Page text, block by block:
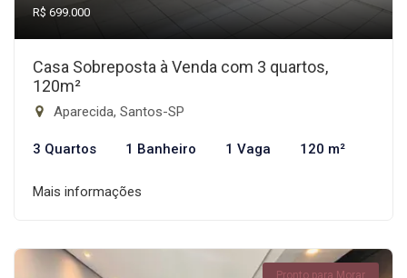
R$ 699.000
Casa Sobreposta à Venda com 3 quartos,
120m²
Aparecida, Santos-SP
3 Quartos 1 Banheiro 1 Vaga 120 m²
Mais informações
Pronto para Morar